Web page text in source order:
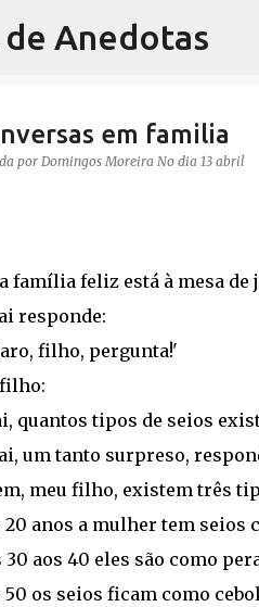
Anedotas
em familia
porDomingos Moreira No dia 13 abril
família feliz está à mesa
responde:
filho, pergunta!'
quantos tipos de seios
um tanto surpreso,
meu filho, existem três
20 anos a mulher tem seios
30 aos 40 eles são como
50 os seios ficam como